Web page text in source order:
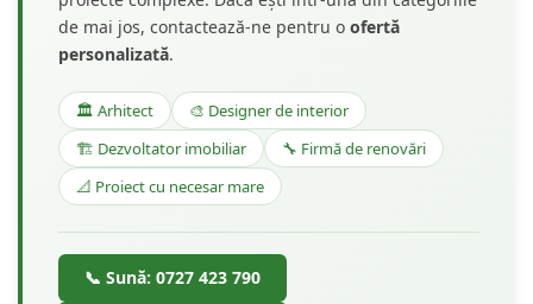
de mai jos, contactează-ne pentru o ofertă
personalizată.
🏛️ Arhitect
🎨 Designer de interior
🏗️ Dezvoltator imobiliar
🔧 Firmă de renovări
📐 Proiect cu necesar mare
📞 Sună: 0727 423 790